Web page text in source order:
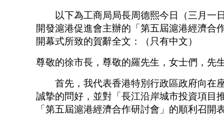
以下為工商局局長周德熙今日（三月一
開發滬港促進會主辦的「第五屆滬港經濟合
開幕式所致的賀辭全文：（只有中文）
尊敬的徐市長，尊敬的羅先生，女士們，先
首先，我代表香港特別行政區政府向在
誠摯的問好，並對「長江沿岸城市投資項目
「第五屆滬港經濟合作研討會」的順利召開